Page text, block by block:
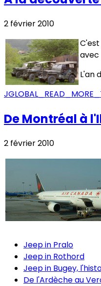
2 février 2010
avec
L'an
De Montréal à
2 février 2010
Jeep in Pralo
Jeep in Rothord
Jeep in Bugey,
De l'Ardèche au